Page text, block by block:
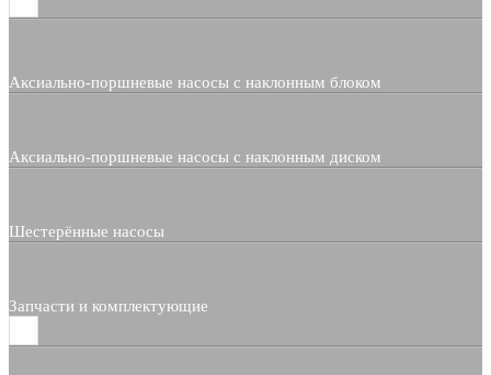
Аксиально-поршневые насосы с наклонным блоком
Аксиально-поршневые насосы с наклонным диском
Шестерённые насосы
Запчасти и комплектующие